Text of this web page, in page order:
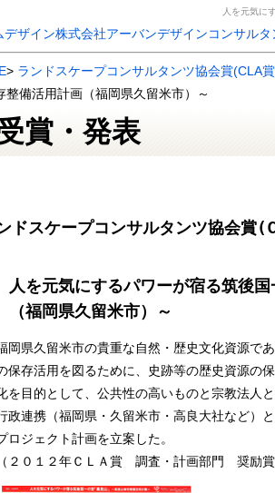
人を元気に
> ランドスケープコンサルタンツ協会賞(CLA
整備活用計画（福岡県久留米市）～
賞・発表
ドスケープコンサルタンツ協会賞
人を元気にするパワーが宿る筑後
（福岡県久留米市）～
岡県久留米市の貴重な自然・歴史文化資源で
保存活用を図るために、史跡等の歴史資源の
を目的として、公共性の高いものと宗教法人
政連携（福岡県・久留米市・高良大社など）
ロジェクト計画を立案した。
（２０１２年ＣＬＡ賞 調査・計画部門 奨励賞